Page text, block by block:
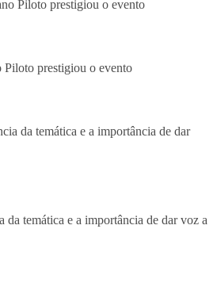
Piloto prestigiou o evento
da temática e a importância de dar voz a